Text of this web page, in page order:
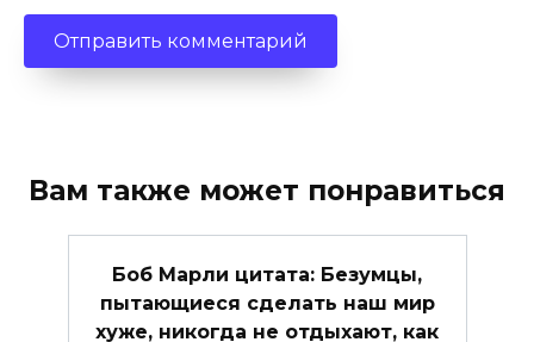
Вам также может понравиться
Боб Марли цитата: Безумцы,
пытающиеся сделать наш мир
хуже, никогда не отдыхают, как